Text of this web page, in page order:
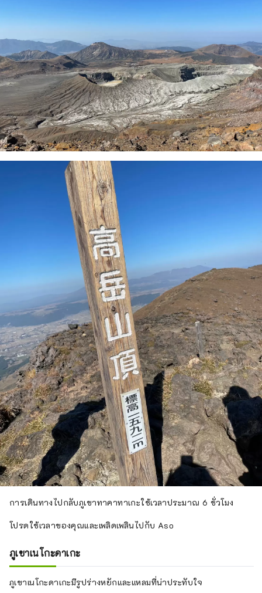
การเดินทางไปกลับภูเขาทาคาทาเกะใช้เวลาประมาณ 6 ชั่วโมง
โปรดใช้เวลาของคุณและเพลิดเพลินไปกับ Aso
ภูเขาเนโกะดาเกะ
ภูเขาเนโกะดาเกะมีรูปร่างหยักและแหลมที่น่าประทับใจ